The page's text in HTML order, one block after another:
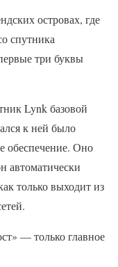
островах, где
спутника
три буквы
Lynk базовой
к ней было
обеспечение. Оно
автоматически
только выходит из
— только главное